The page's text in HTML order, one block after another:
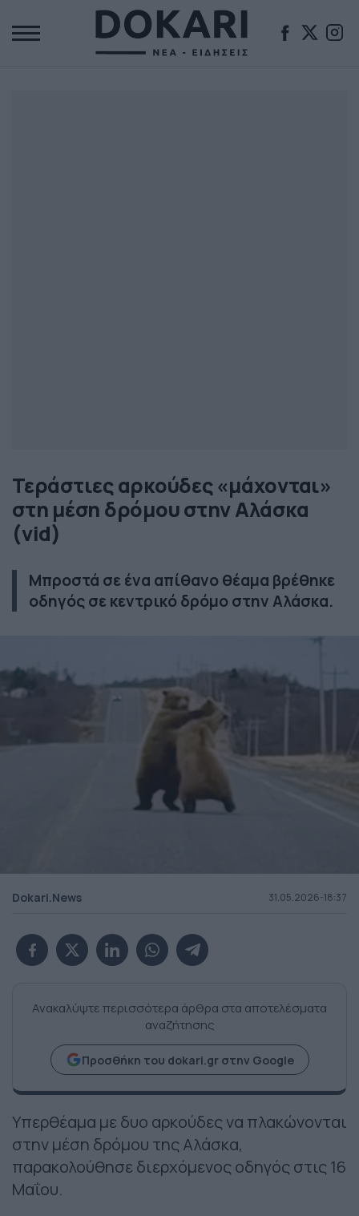
Τεράστιες αρκούδες «μάχονται»
στη μέση δρόμου στην Αλάσκα
(vid)
Μπροστά σε ένα απίθανο θέαμα βρέθηκε
οδηγός σε κεντρικό δρόμο στην Αλάσκα.
Dokari.News 31.05.2026-18:37
Ανακαλύψτε περισσότερα άρθρα στα αποτελέσματα
αναζήτησης
Προσθήκη του dokari.gr στην Google
Υπερθέαμα με δυο αρκούδες να πλακώνονται
στην μέση δρόμου της Αλάσκα,
παρακολούθησε διερχόμενος οδηγός στις 16
Μαΐου.